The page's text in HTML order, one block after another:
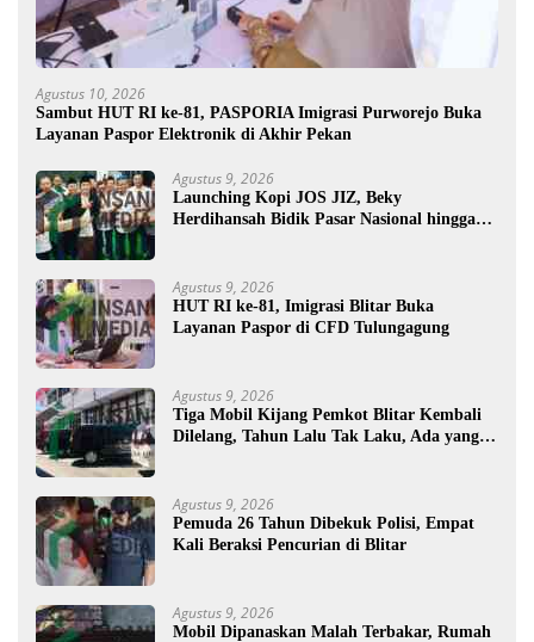
Agustus 10, 2026
Sambut HUT RI ke-81, PASPORIA Imigrasi Purworejo Buka
Layanan Paspor Elektronik di Akhir Pekan
Agustus 9, 2026
Launching Kopi JOS JIZ, Beky
Herdihansah Bidik Pasar Nasional hingga
Agustus 9, 2026
HUT RI ke-81, Imigrasi Blitar Buka
Layanan Paspor di CFD Tulungagung
Agustus 9, 2026
Tiga Mobil Kijang Pemkot Blitar Kembali
Dilelang, Tahun Lalu Tak Laku, Ada yang
Agustus 9, 2026
Pemuda 26 Tahun Dibekuk Polisi, Empat
Kali Beraksi Pencurian di Blitar
Agustus 9, 2026
Mobil Dipanaskan Malah Terbakar, Rumah